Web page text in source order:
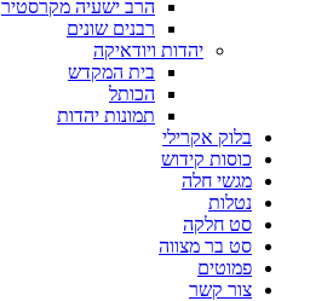
הרב ישעיה מקרסטיר
רבנים שונים
יהדות ויודאיקה
בית המקדש
הכותל
תמונות יהדות
בלוק אקרילי
כוסות קידוש
מגשי חלה
נטלות
סט חלקה
סט בר מצווה
פמוטים
צור קשר